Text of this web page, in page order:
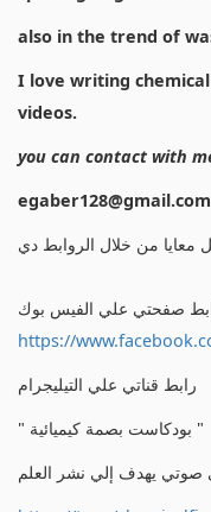
also in the trend of
I love writing
videos.
you can contact with
egaber128@gmail.com
معايا من خلال الروابط دي
صفحتي علي الفيس بوك
https://
رابط قناتي علي التيليجرام
" بودكاست بصمة كيميائية "
صوتي يهدف إلي نشر العلم